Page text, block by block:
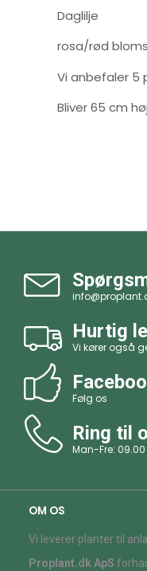
Daglilje
rosa/rød
Vi anbefaler 5
Bliver 65 cm høj
Hurtig
Vi kører også
Følg os
Ring til
Man-Fre: 09.00
OM OS
Vi leverer planter til
Proplant.dk ApS